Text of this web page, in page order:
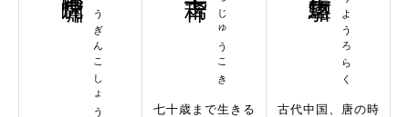
りょうぎんこしょう しちじゅうこき
七十歳まで生きる
おうようろらく
古代中国、唐の時